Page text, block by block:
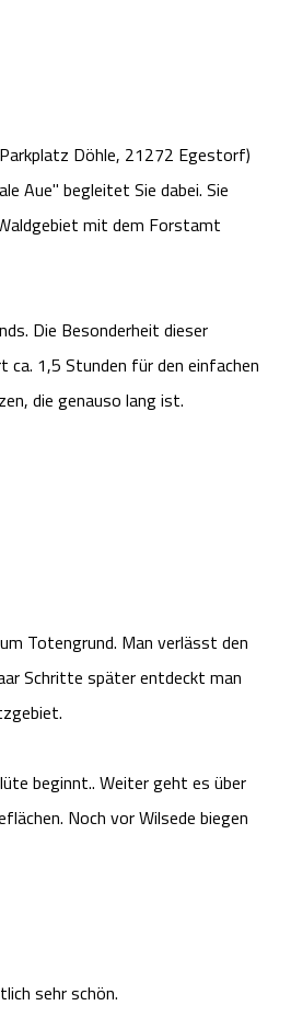
Döhle, 21272 Egestorf)
Aue" begleitet Sie dabei. Sie
mit dem Forstamt
Die Besonderheit dieser
ca. 1,5 Stunden für den einfachen
die genauso lang ist.
Totengrund. Man verlässt den
Schritte später entdeckt man
beginnt.. Weiter geht es über
Noch vor Wilsede biegen
sehr schön.